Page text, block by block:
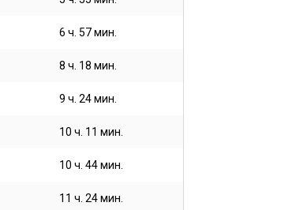
6 ч. 57 мин.
8 ч. 18 мин.
9 ч. 24 мин.
10 ч. 11 мин.
10 ч. 44 мин.
11 ч. 24 мин.